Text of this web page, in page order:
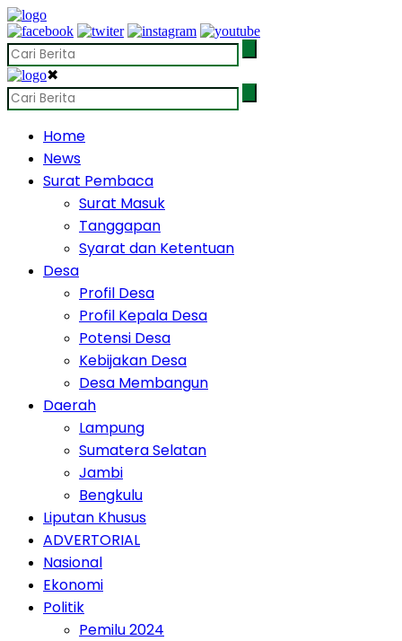
✖
Home
News
Surat Pembaca
Surat Masuk
Tanggapan
Syarat dan Ketentuan
Desa
Profil Desa
Profil Kepala Desa
Potensi Desa
Kebijakan Desa
Desa Membangun
Daerah
Lampung
Sumatera Selatan
Jambi
Bengkulu
Liputan Khusus
ADVERTORIAL
Nasional
Ekonomi
Politik
Pemilu 2024